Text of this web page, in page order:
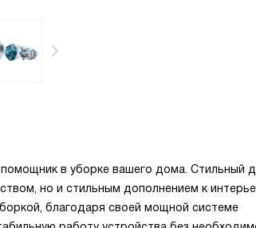
в уборке вашего дома. Стильный
но и стильным дополнением к
благодаря своей мощной системе